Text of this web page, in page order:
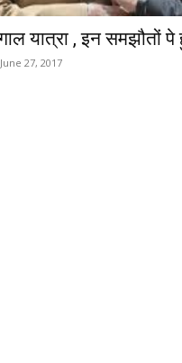
यात्रा , इन समझौतों पे
June 27, 2017